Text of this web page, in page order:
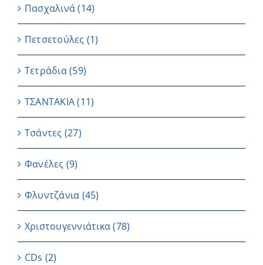
Πασχαλινά (14)
Πετσετούλες (1)
Τετράδια(59)
ΤΣΑΝΤΑΚΙΑ (11)
Τσάντες (27)
Φανέλες (9)
Φλυντζάνια (45)
Χριστουγεννιάτικα(78)
CDs (2)